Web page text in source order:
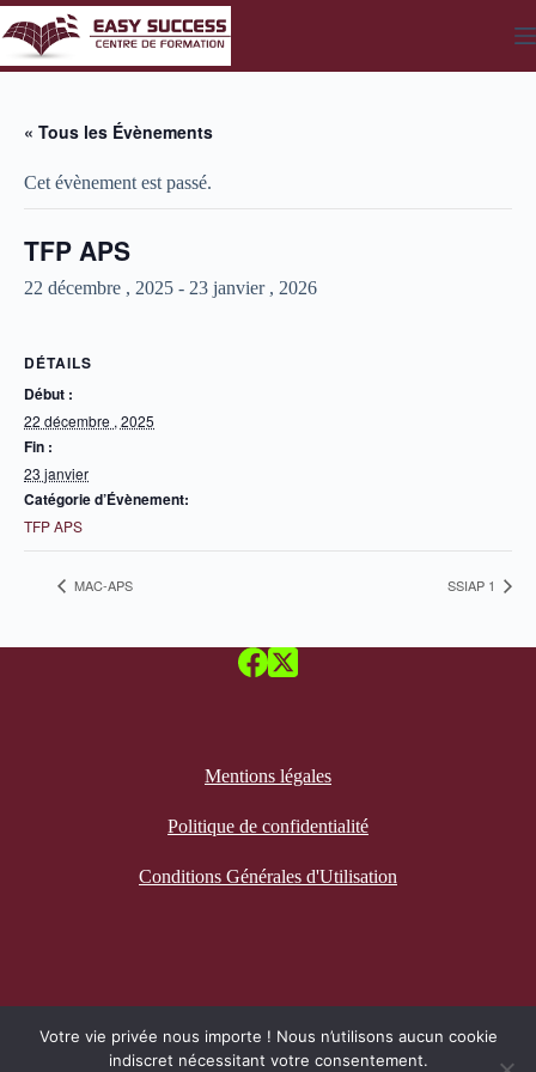
Passer
au
contenu
« Tous les Évènements
Cet évènement est passé.
TFP APS
22 décembre , 2025 - 23 janvier , 2026
DÉTAILS
Début :
22 décembre , 2025
Fin :
23 janvier
Catégorie d’Évènement:
TFP APS
MAC-APS SSIAP 1
Mentions légales
Politique de confidentialité
Conditions Générales d'Utilisation
Votre vie privée nous importe ! Nous n’utilisons aucun cookie
indiscret nécessitant votre consentement.